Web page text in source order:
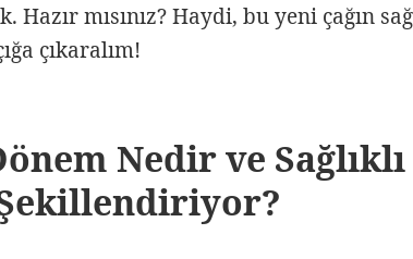
Hazır mısınız? Haydi, bu yeni çağın
çıkaralım!
Nedir ve Sağlıklı